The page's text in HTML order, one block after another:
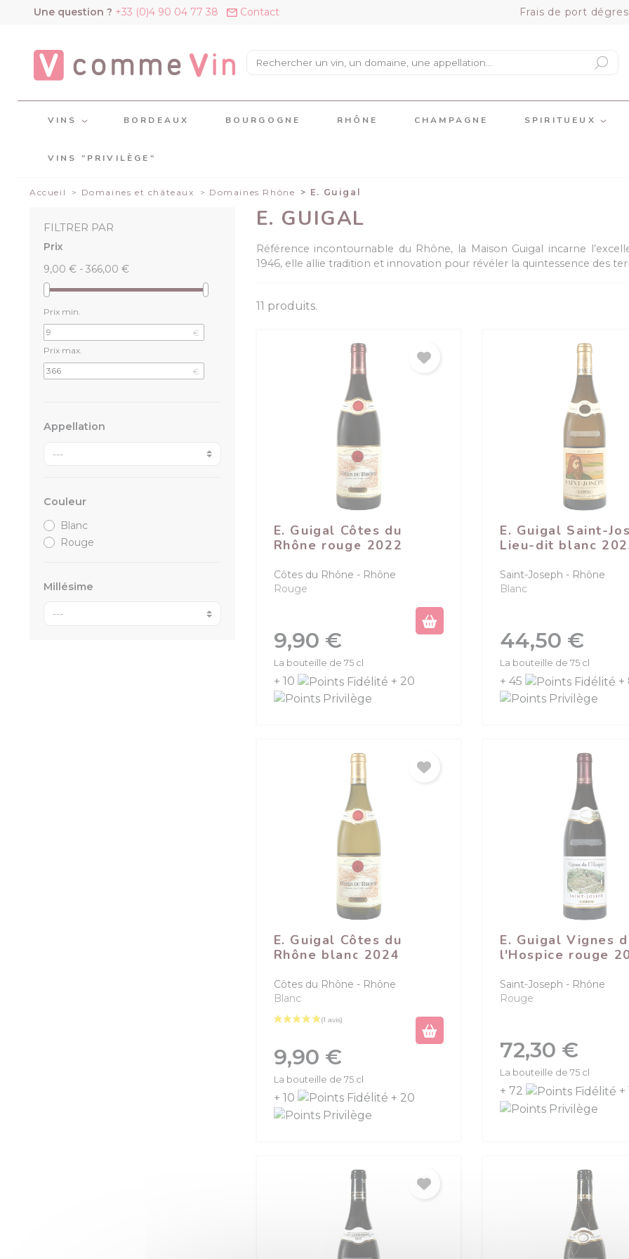
Une question ? +33 (0)4 90 04 77 38 Contact Frais de port
VINS BORDEAUX BOURGOGNE RHÔNE CHAMPAGNE SPIRITUEUX
VINS "PRIVILÈGE"
Accueil Domaines et châteaux Domaines Rhône E. Guigal
FILTRER PAR
Prix
9,00 € - 366,00 €
Prix min.
€
Prix max.
€
Appellation
Couleur
Blanc
Rouge
Millésime
E. GUIGAL
Référence incontournable du Rhône, la Maison Guigal incarne
1946, elle allie tradition et innovation pour révéler la quintessence des
11 produits.
E. Guigal Côtes du
Rhône rouge 2022
Côtes du Rhône
Rhône
Rouge
Prix
9,90 €
La bouteille de 75 cl
+ 10 + 20
E. Guigal Saint-
Lieu-dit blanc
Saint-Joseph
Rhône
Blanc
Prix
44,50 €
La bouteille de 75 cl
+ 45 +
E. Guigal Côtes du
Rhône blanc 2024
Côtes du Rhône
Rhône
Blanc
Prix
9,90 €
La bouteille de 75 cl
+ 10 + 20
E. Guigal Vignes
l'Hospice rouge
Saint-Joseph
Rhône
Rouge
Prix
72,30 €
La bouteille de 75 cl
+ 72 +
Panneau de gestion des cookies